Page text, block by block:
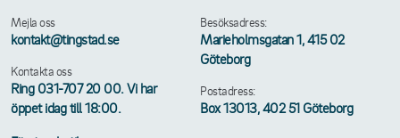
Mejla oss
kontakt@tingstad.se
Kontakta oss
Ring 031-707 20 00. Vi har
öppet idag till 18:00.
Besöksadress:
Marieholmsgatan 1, 415 02
Göteborg
Postadress:
Box 13013, 402 51 Göteborg